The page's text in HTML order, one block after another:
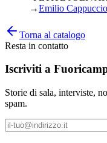
→Emilio Cappuccio
Torna al catalogo
Resta in contatto
Iscriviti a
Storie di sala, interviste,
spam.